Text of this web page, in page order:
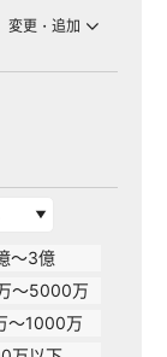
変更・追加
～3億
～5000万
～1000万